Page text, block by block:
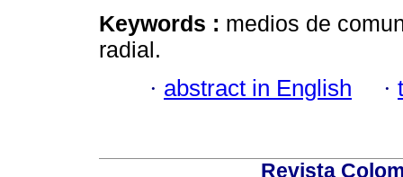
Keywords : medios de
radial.
· abstract in English ·
Revista